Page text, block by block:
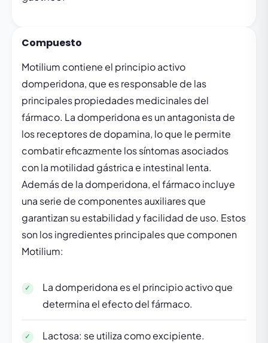
Compuesto
Motilium contiene el principio activo
domperidona, que es responsable de las
principales propiedades medicinales del
fármaco. La domperidona es un antagonista de
los receptores de dopamina, lo que le permite
combatir eficazmente los síntomas asociados
con la motilidad gástrica e intestinal lenta.
Además de la domperidona, el fármaco incluye
una serie de componentes auxiliares que
garantizan su estabilidad y facilidad de uso. Estos
son los ingredientes principales que componen
Motilium:
La domperidona es el principio activo que
determina el efecto del fármaco.
Lactosa: se utiliza como excipiente.